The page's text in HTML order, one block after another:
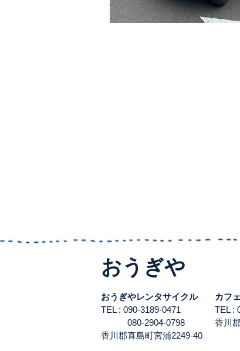
おうぎや
おうぎやレンタサイクル
TEL : 090-3189-0471
080-2904-0798
香川郡直島町宮浦2249-40
カフ
TEL :
香川